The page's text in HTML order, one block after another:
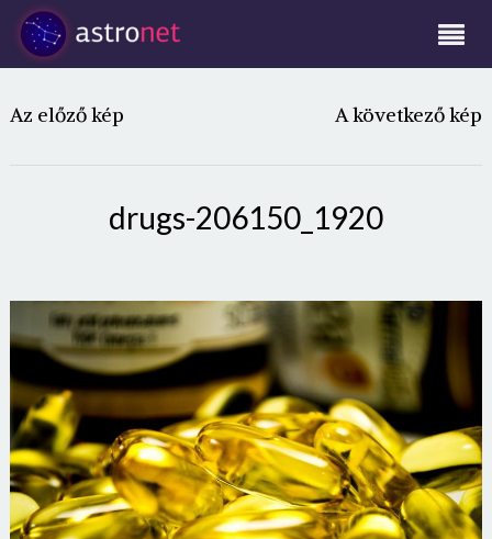
Az előző kép A következő kép
drugs-206150_1920